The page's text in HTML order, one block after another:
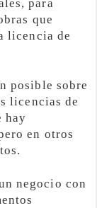
para
que
licencia de
posible sobre
licencias de
hay
en otros
negocio con